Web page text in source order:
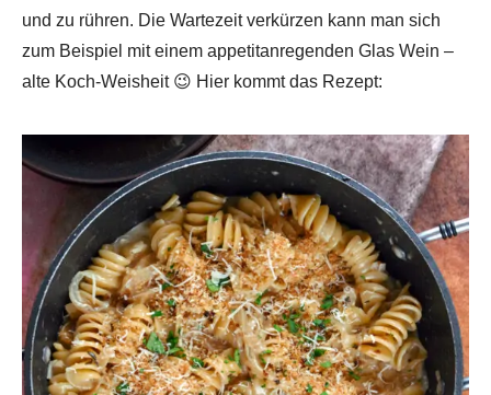
und zu rühren. Die Wartezeit verkürzen kann man sich
zum Beispiel mit einem appetitanregenden Glas Wein –
alte Koch-Weisheit 😉 Hier kommt das Rezept: